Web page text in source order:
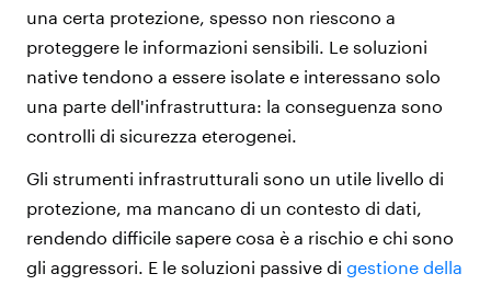
una certa protezione, spesso non riescono a
proteggere le informazioni sensibili. Le soluzioni
native tendono a essere isolate e interessano solo
una parte dell'infrastruttura: la conseguenza sono
controlli di sicurezza eterogenei.
Gli strumenti infrastrutturali sono un utile livello di
protezione, ma mancano di un contesto di dati,
rendendo difficile sapere cosa è a rischio e chi sono
gli aggressori. E le soluzioni passive di gestione della